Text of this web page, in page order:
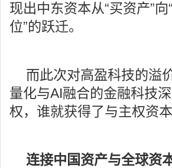
现出中东资本从“买资产”
位”的跃迁。
而此次对高盈科技的溢
量化与AI融合的金融科技
权，谁就获得了与主权资
连接中国资产与全球资